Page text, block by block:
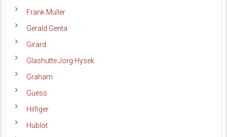
Frank Muller
Gerald Genta
Girard
Glashutte Jorg Hysek
Graham
Guess
Hilfiger
Hublot